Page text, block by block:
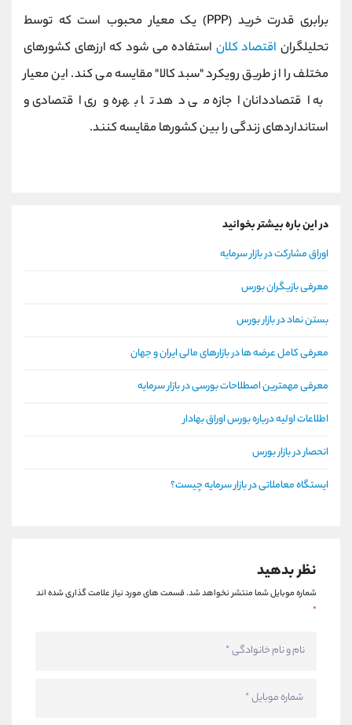
برابری قدرت خرید (PPP) یک معیار محبوب است که توسط
تحلیلگران اقتصاد کلان استفاده می شود که ارزهای کشورهای
مختلف را از طریق رویکرد "سبد کالا" مقایسه می کند. این معیار
به اقتصاددانان اجازه می دهد تا بهره وری اقتصادی و
استانداردهای زندگی را بین کشورها مقایسه کنند.
در این باره بیشتر بخوانید
اوراق مشارکت در بازار سرمایه
معرفی بازیگران بورس
بستن نماد در بازار بورس
معرفی کامل عرضه ها در بازارهای مالی ایران و جهان
معرفی مهمترین اصطلاحات بورسی در بازار سرمایه
اطلاعات اولیه درباره بورس اوراق بهادار
انحصار در بازار بورس
ایستگاه معاملاتی در بازار سرمایه چیست؟
نظر بدهید
شماره موبایل شما منتشر نخواهد شد.قسمت های مورد نیاز علامت گذاری شده اند
*